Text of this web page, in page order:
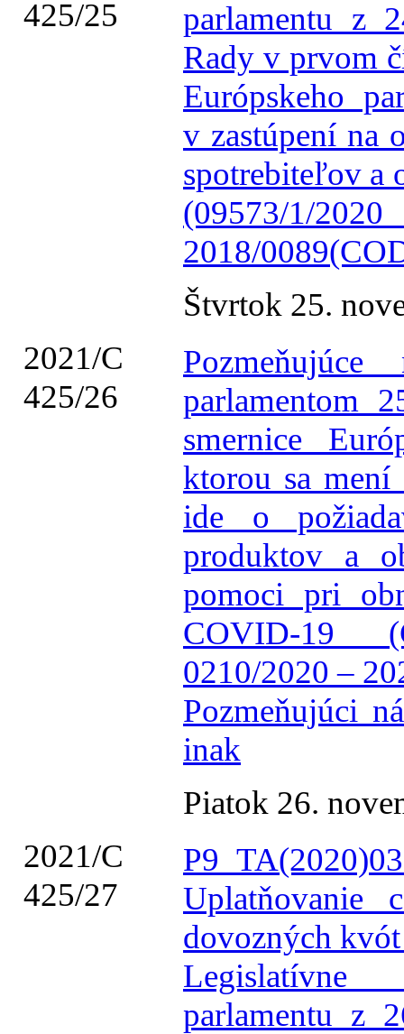
425/25
parlamentu z
Rady v prvom
Európskeho
v zastúpení na
spotrebiteľov a
(09573/1/
2018/
Štvrtok 25.
2021/C
425/26
parlamentom
smernice
ktorou sa
ide o
produktov a
pomoci pri
COVID-19
0210/2020 –
Pozmeňujúci
inak
Piatok 26.
2021/C
425/27
dovozných
parlamentu z